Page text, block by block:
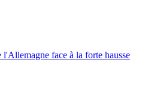
face à la forte hausse